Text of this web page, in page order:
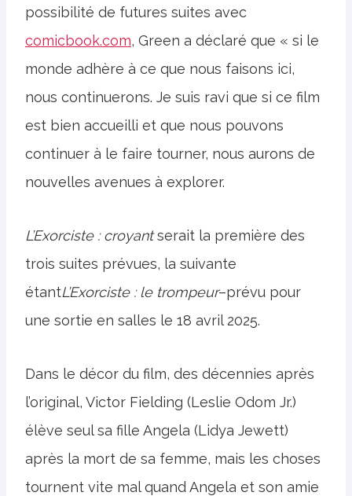
possibilité de futures suites avec
comicbook.com, Green a déclaré que « si le
monde adhère à ce que nous faisons ici,
nous continuerons. Je suis ravi que si ce film
est bien accueilli et que nous pouvons
continuer à le faire tourner, nous aurons de
nouvelles avenues à explorer.
L’Exorciste : croyantserait la première des
trois suites prévues, la suivante
étantL’Exorciste : le trompeur–prévu pour
une sortie en salles le 18 avril 2025.
Dans le décor du film, des décennies après
l’original, Victor Fielding (Leslie Odom Jr.)
élève seul sa fille Angela (Lidya Jewett)
après la mort de sa femme, mais les choses
tournent vite mal quand Angela et son amie